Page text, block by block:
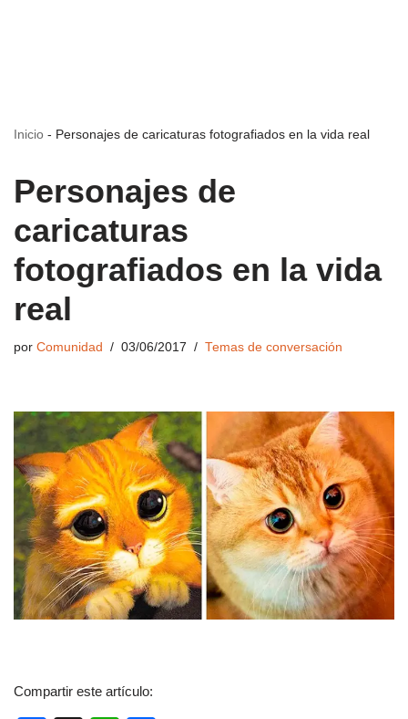
Inicio - Personajes de caricaturas fotografiados en la vida real
Personajes de
caricaturas
fotografiados en la vida
real
por Comunidad 03/06/2017 Temas de conversación
Compartir este artículo: